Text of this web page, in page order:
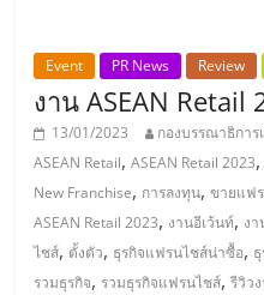
ไว,
ที่
ปรึกษา
การ
Event PR News Review
งาน ASEAN Retail
13/01/2023 กองบรรณาธิการ
ASEAN Retail,ASEAN Retail 2023
New Franchise, การลงทุน,ขายแฟ
ASEAN Retail 2023, งานอีเว้นท์, ง
ไชส์, ตั้งตัว, ธุรกิจแฟรนไชส์น่าซื้อ,
รวมธุรกิจ, รวมธุรกิจแฟรนไชส์,รีวิว